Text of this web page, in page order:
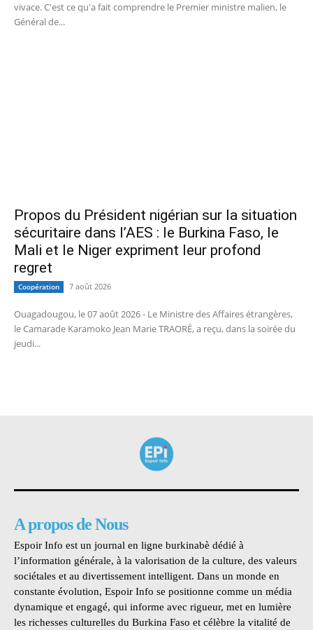
vivace. C'est ce qu'a fait comprendre le Premier ministre malien, le
Général de...
Propos du Président nigérian sur la situation
sécuritaire dans l’AES : le Burkina Faso, le
Mali et le Niger expriment leur profond
regret
Coopération 7 août 2026
Ouagadougou, le 07 août 2026 - Le Ministre des Affaires étrangères,
le Camarade Karamoko Jean Marie TRAORÉ, a reçu, dans la soirée du
jeudi...
A propos de Nous
Espoir Info est un journal en ligne burkinabè dédié à
l’information générale, à la valorisation de la culture, des valeurs
sociétales et au divertissement intelligent. Dans un monde en
constante évolution, Espoir Info se positionne comme un média
dynamique et engagé, qui informe avec rigueur, met en lumière
les richesses culturelles du Burkina Faso et célèbre la vitalité de